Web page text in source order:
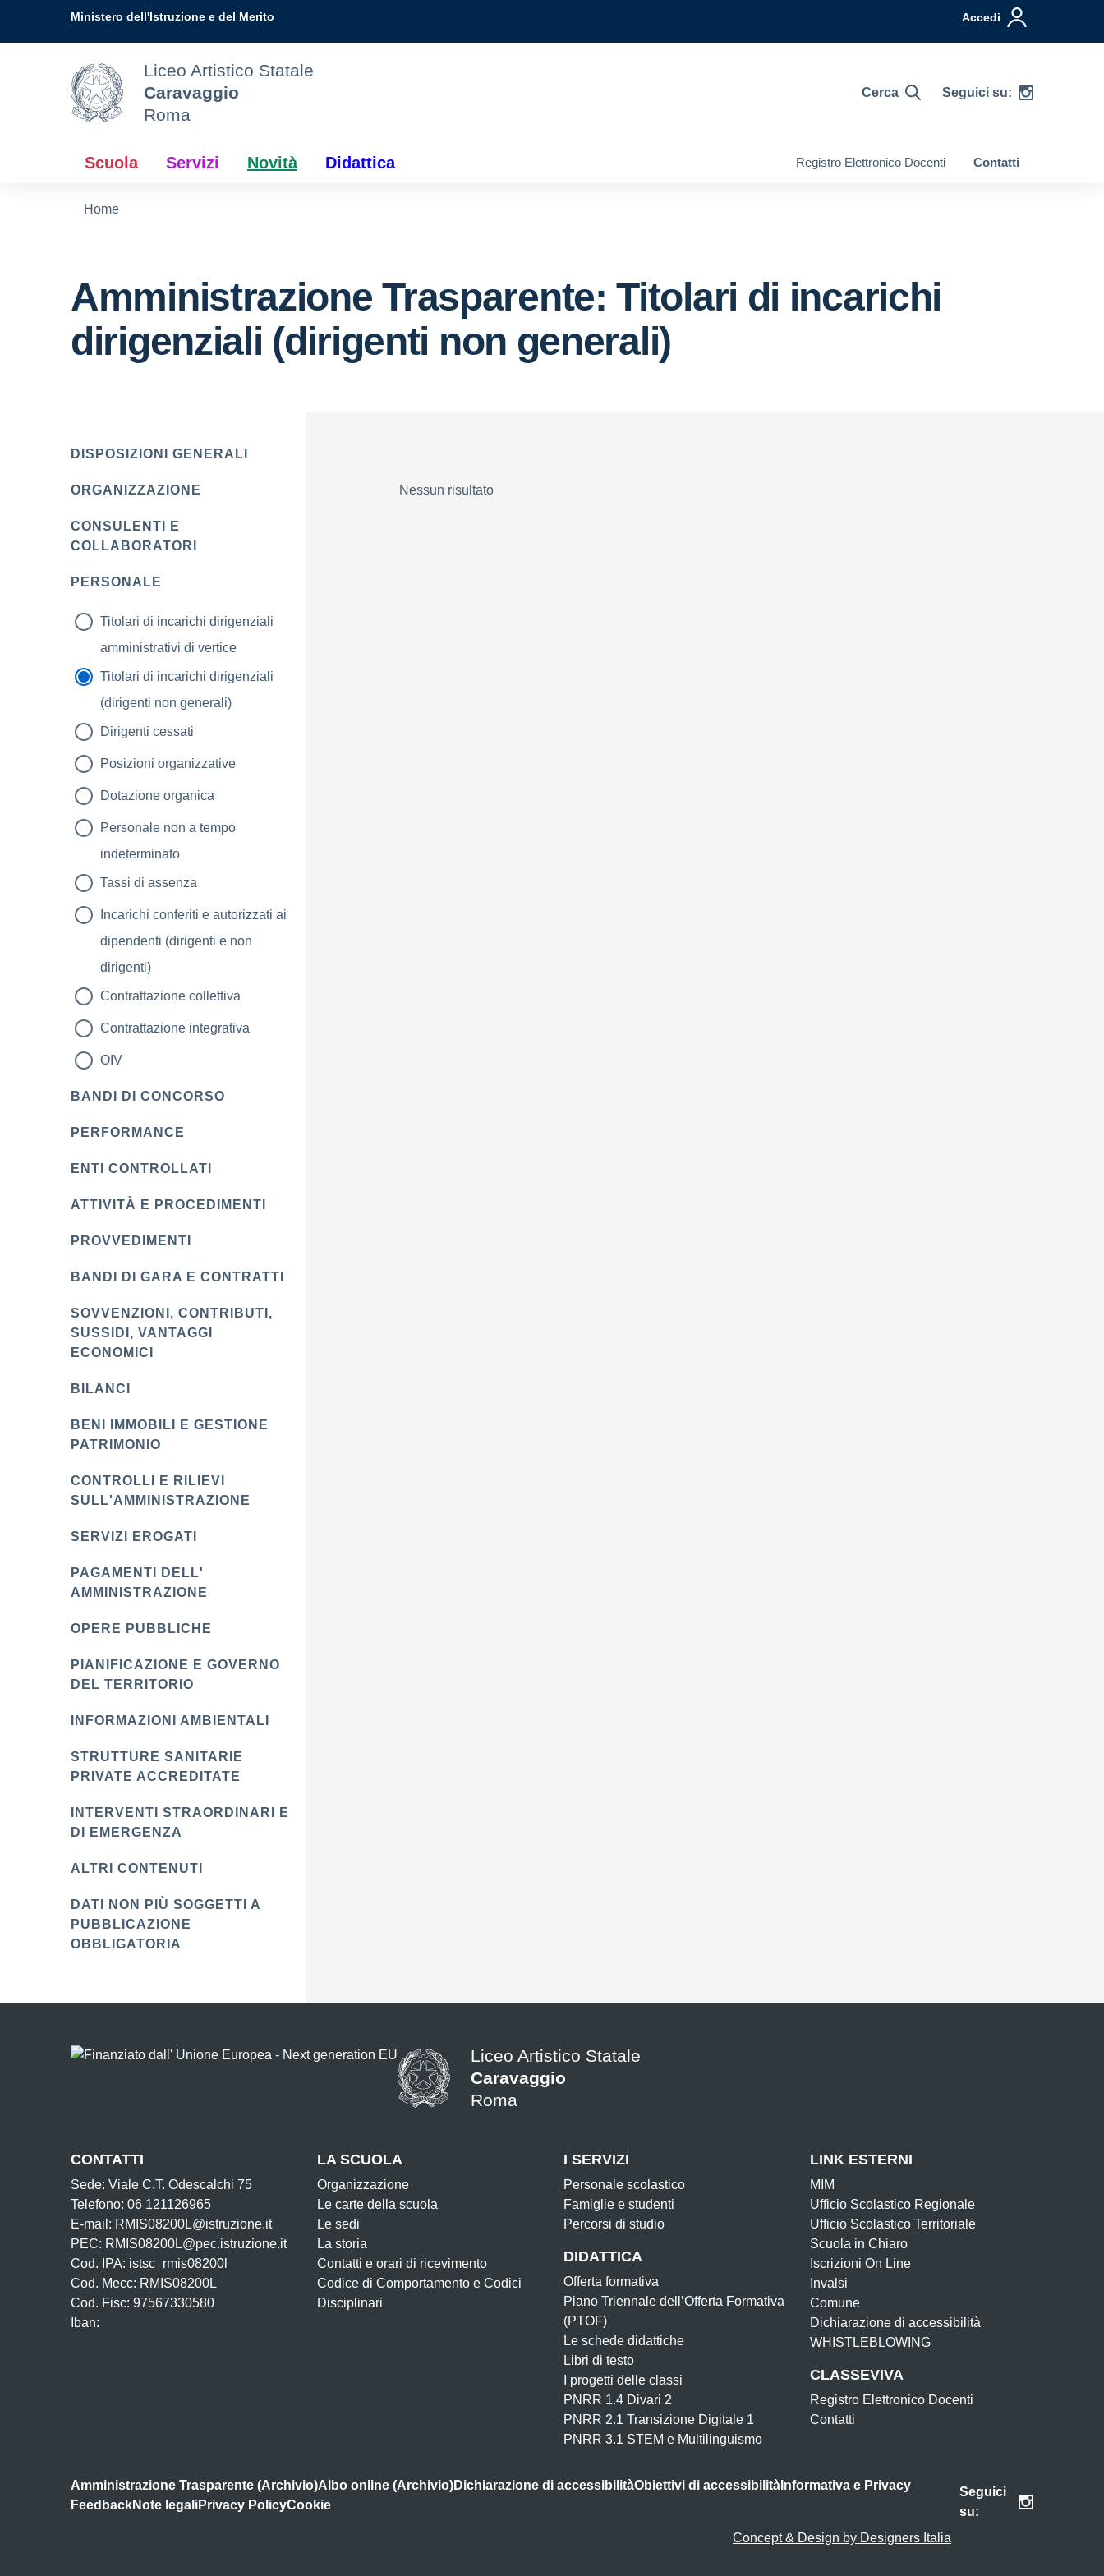
Ministero dell'Istruzione e del Merito Accedi
Liceo Artistico Statale
Caravaggio
Roma
Cerca Seguici su:
Scuola Servizi Novità Didattica Registro Elettronico Docenti Contatti
Home
Amministrazione Trasparente:Titolari di incarichi
dirigenziali (dirigenti non generali)
DISPOSIZIONI GENERALI
ORGANIZZAZIONE
CONSULENTI E
COLLABORATORI
PERSONALE
Titolari di incarichi dirigenziali
amministrativi di vertice
Titolari di incarichi dirigenziali
(dirigenti non generali)
Dirigenti cessati
Posizioni organizzative
Dotazione organica
Personale non a tempo
indeterminato
Tassi di assenza
Incarichi conferiti e autorizzati ai
dipendenti (dirigenti e non
dirigenti)
Contrattazione collettiva
Contrattazione integrativa
OIV
BANDI DI CONCORSO
PERFORMANCE
ENTI CONTROLLATI
ATTIVITÀ E PROCEDIMENTI
PROVVEDIMENTI
BANDI DI GARA E CONTRATTI
SOVVENZIONI, CONTRIBUTI,
SUSSIDI, VANTAGGI
ECONOMICI
BILANCI
BENI IMMOBILI E GESTIONE
PATRIMONIO
CONTROLLI E RILIEVI
SULL'AMMINISTRAZIONE
SERVIZI EROGATI
PAGAMENTI DELL'
AMMINISTRAZIONE
OPERE PUBBLICHE
PIANIFICAZIONE E GOVERNO
DEL TERRITORIO
INFORMAZIONI AMBIENTALI
STRUTTURE SANITARIE
PRIVATE ACCREDITATE
INTERVENTI STRAORDINARI E
DI EMERGENZA
ALTRI CONTENUTI
DATI NON PIÙ SOGGETTI A
PUBBLICAZIONE
OBBLIGATORIA
Nessun risultato
Liceo Artistico Statale
Caravaggio
Roma
CONTATTI
Sede: Viale C.T. Odescalchi 75
Telefono: 06 121126965
E-mail: RMIS08200L@istruzione.it
PEC: RMIS08200L@pec.istruzione.it
Cod. IPA: istsc_rmis08200l
Cod. Mecc: RMIS08200L
Cod. Fisc: 97567330580
Iban:
LA SCUOLA
Organizzazione
Le carte della scuola
Le sedi
La storia
Contatti e orari di ricevimento
Codice di Comportamento e Codici
Disciplinari
I SERVIZI
Personale scolastico
Famiglie e studenti
Percorsi di studio
DIDATTICA
Offerta formativa
Piano Triennale dell’Offerta Formativa
(PTOF)
Le schede didattiche
Libri di testo
I progetti delle classi
PNRR 1.4 Divari 2
PNRR 2.1 Transizione Digitale 1
PNRR 3.1 STEM e Multilinguismo
LINK ESTERNI
MIM
Ufficio Scolastico Regionale
Ufficio Scolastico Territoriale
Scuola in Chiaro
Iscrizioni On Line
Invalsi
Comune
Dichiarazione di accessibilità
WHISTLEBLOWING
CLASSEVIVA
Registro Elettronico Docenti
Contatti
Amministrazione Trasparente (Archivio)Albo online (Archivio)Dichiarazione di accessibilitàObiettivi di accessibilità Informativa e Privacy
FeedbackNote legaliPrivacy PolicyCookie
Seguici
su:
Concept & Design by Designers Italia